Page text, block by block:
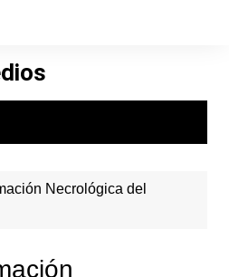
Necrológica del